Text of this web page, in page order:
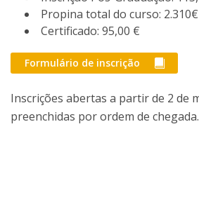
Propina total do curso: 2.310€
Certificado: 95,00 €
Formulário de inscrição
Inscrições abertas a partir de 2 de
preenchidas por ordem de chegada.